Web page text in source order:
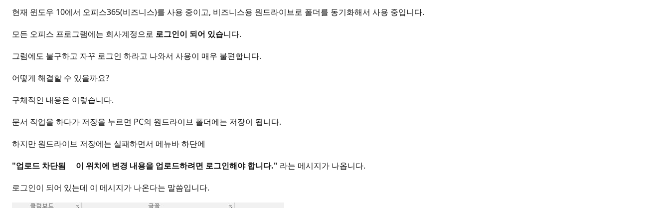
현재 윈도우 10에서 오피스365(비즈니스)를 사용 중이고, 비즈니스용 원드라이브로 폴더를 동기화해서 사용 중입니다.
모든 오피스 프로그램에는 회사계정으로 로그인이 되어 있습니다.
그럼에도 불구하고 자꾸 로그인 하라고 나와서 사용이 매우 불편합니다.
어떻게 해결할 수 있을까요?
구체적인 내용은 이렇습니다.
문서 작업을 하다가 저장을 누르면 PC의 원드라이브 폴더에는 저장이 됩니다.
하지만 원드라이브 저장에는 실패하면서 메뉴바 하단에
"업로드 차단됨 이 위치에 변경 내용을 업로드하려면 로그인해야 합니다." 라는 메시지가 나옵니다.
로그인이 되어 있는데 이 메시지가 나온다는 말씀입니다.